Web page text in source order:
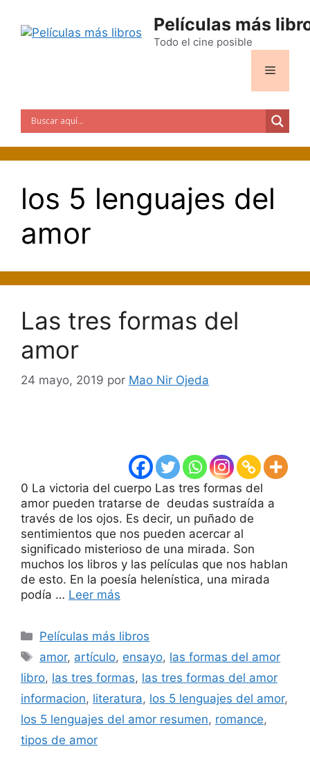
contenido
Películas más
Todo el cine posible
Menú
los 5 lenguajes del
amor
Las tres formas del
amor
24 mayo, 2019 por Mao Nir Ojeda
0 La victoria del cuerpo Las tres formas del
amor pueden tratarse de deudas sustraída a
través de los ojos. Es decir, un puñado de
sentimientos que nos pueden acercar al
significado misterioso de una mirada. Son
muchos los libros y las películas que nos hablan
de esto. En la poesía helenística, una mirada
podía … Leer más
Categorías
Películas más libros
Etiquetas
amor, artículo, ensayo, las formas del amor
libro, las tres formas, las tres formas del amor
informacion, literatura, los 5 lenguajes del amor,
los 5 lenguajes del amor resumen, romance,
tipos de amor